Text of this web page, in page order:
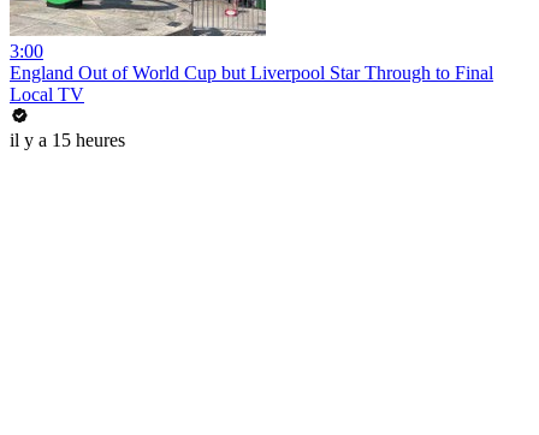
3:00
England Out of World Cup but Liverpool Star Through to Final
Local TV
il y a 15 heures